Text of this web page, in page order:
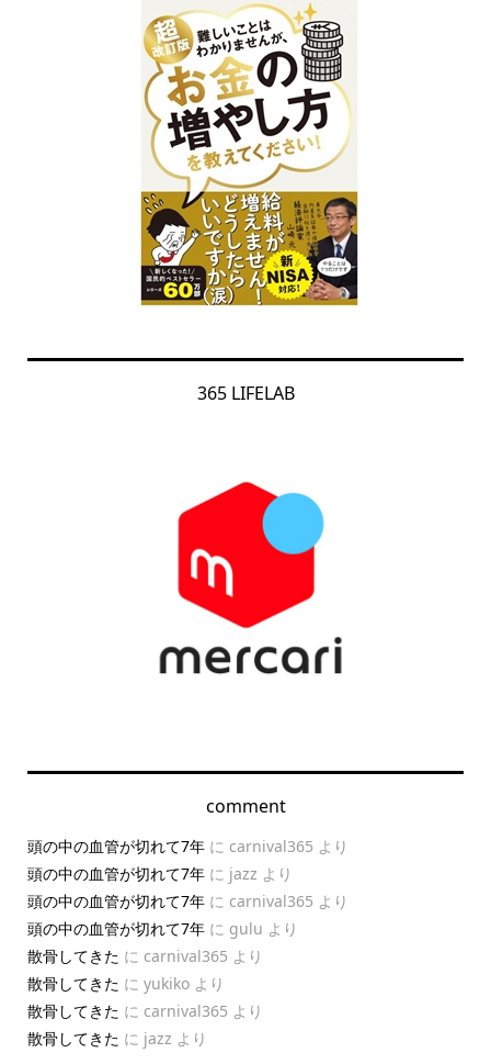
365 LIFELAB
comment
頭の中の血管が切れて7年に carnival365 より
頭の中の血管が切れて7年に jazz より
頭の中の血管が切れて7年に carnival365 より
頭の中の血管が切れて7年に gulu より
散骨してきた に carnival365 より
散骨してきた に yukikoより
散骨してきた に carnival365 より
散骨してきた に jazz より